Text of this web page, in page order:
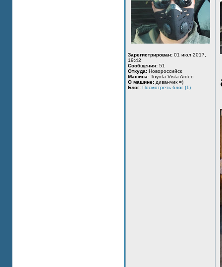
Зарегистрирован: 01 июл 2017,
19:42
Сообщения: 51
Откуда: Новороссийск
Машина: Toyota Vista Ardeo
О машине: диванчик =)
Блог: Посмотреть блог (1)